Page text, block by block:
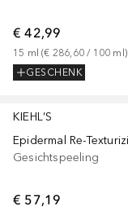
€ 42,99
15 ml (€ 286,60 / 100 ml)
GESCHENK
KIEHL’S
Gesichtspeeling
€ 57,19